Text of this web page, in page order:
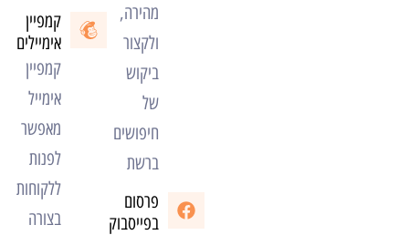
קמפיין
אימיילים
קמפיין
אימייל
מאפשר
לפנות
ללקוחות
בצורה
מהירה,
ולקצור
ביקוש
של
חיפושים
ברשת
פרסום
בפייסבוק